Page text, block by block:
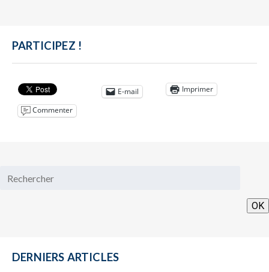
PARTICIPEZ !
E-mail Imprimer
Commenter
OK
DERNIERS ARTICLES